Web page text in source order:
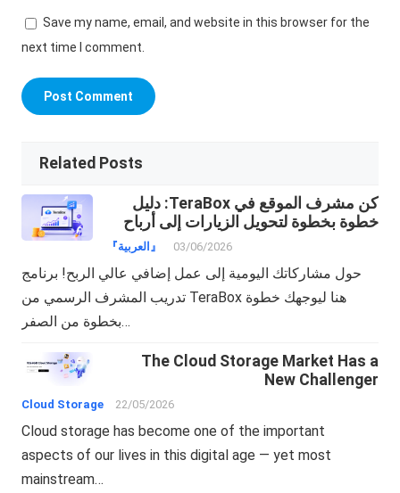
Save my name, email, and website in this browser for the
next time I comment.
Related Posts
كن مشرف الموقع في TeraBox: دليل
خطوة بخطوة لتحويل الزيارات إلى أرباح
『العربية』 03/06/2026
حول مشاركاتك اليومية إلى عمل إضافي عالي الربح! برنامج
تدريب المشرف الرسمي من TeraBox هنا ليوجهك خطوة
بخطوة من الصفر…
The Cloud Storage Market Has a
New Challenger
Cloud Storage 22/05/2026
Cloud storage has become one of the important
aspects of our lives in this digital age — yet most
mainstream…